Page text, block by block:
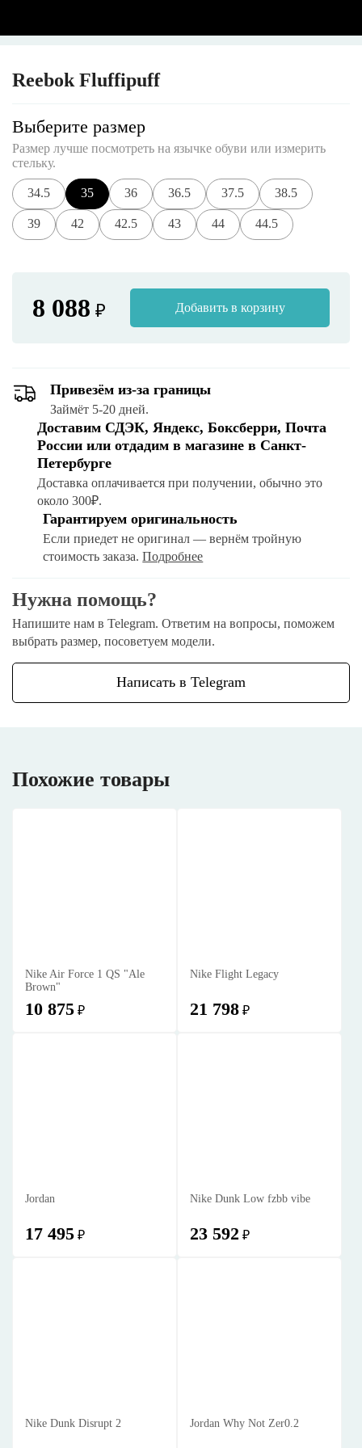
Reebok Fluffipuff
Выберите размер
Размер лучше посмотреть на язычке обуви или измерить
стельку.
34.5 35 36 36.5 37.5 38.5
39 42 42.5 43 44 44.5
8 088 ₽ Добавить в корзину
Привезём из-за границы
Займёт 5-20 дней.
Доставим СДЭК, Яндекс, Боксберри, Почта
России или отдадим в магазине в Санкт-
Петербурге
Доставка оплачивается при получении, обычно это
около 300₽.
Гарантируем оригинальность
Если приедет не оригинал — вернём тройную
стоимость заказа.Подробнее
Нужна помощь?
Напишите нам в Telegram. Ответим на вопросы, поможем
выбрать размер, посоветуем модели.
Написать в Telegram
Похожие товары
Nike Air Force 1 QS "Ale
Brown"
10 875 ₽
Nike Flight Legacy
21 798 ₽
Jordan
17 495 ₽
Nike Dunk Low fzbb vibe
23 592 ₽
Nike Dunk Disrupt 2 Jordan Why Not Zer0.2